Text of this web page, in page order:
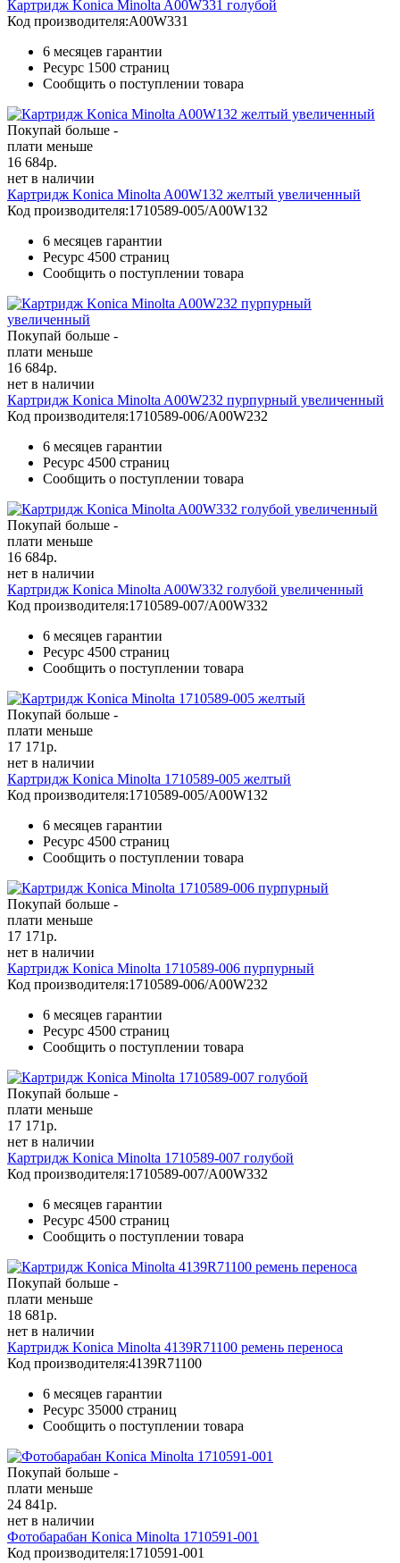
Картридж Konica Minolta A00W331 голубой
Код производителя:A00W331
6 месяцев гарантии
Ресурс 1500 страниц
Сообщить о поступлении товара
Покупай больше -
плати меньше
16 684р.
нет в наличии
Картридж Konica Minolta A00W132 желтый увеличенный
Код производителя:1710589-005/A00W132
6 месяцев гарантии
Ресурс 4500 страниц
Сообщить о поступлении товара
Покупай больше -
плати меньше
16 684р.
нет в наличии
Картридж Konica Minolta A00W232 пурпурный увеличенный
Код производителя:1710589-006/A00W232
6 месяцев гарантии
Ресурс 4500 страниц
Сообщить о поступлении товара
Покупай больше -
плати меньше
16 684р.
нет в наличии
Картридж Konica Minolta A00W332 голубой увеличенный
Код производителя:1710589-007/A00W332
6 месяцев гарантии
Ресурс 4500 страниц
Сообщить о поступлении товара
Покупай больше -
плати меньше
17 171р.
нет в наличии
Картридж Konica Minolta 1710589-005 желтый
Код производителя:1710589-005/A00W132
6 месяцев гарантии
Ресурс 4500 страниц
Сообщить о поступлении товара
Покупай больше -
плати меньше
17 171р.
нет в наличии
Картридж Konica Minolta 1710589-006 пурпурный
Код производителя:1710589-006/A00W232
6 месяцев гарантии
Ресурс 4500 страниц
Сообщить о поступлении товара
Покупай больше -
плати меньше
17 171р.
нет в наличии
Картридж Konica Minolta 1710589-007 голубой
Код производителя:1710589-007/A00W332
6 месяцев гарантии
Ресурс 4500 страниц
Сообщить о поступлении товара
Покупай больше -
плати меньше
18 681р.
нет в наличии
Картридж Konica Minolta 4139R71100 ремень переноса
Код производителя:4139R71100
6 месяцев гарантии
Ресурс 35000 страниц
Сообщить о поступлении товара
Покупай больше -
плати меньше
24 841р.
нет в наличии
Фотобарабан Konica Minolta 1710591-001
Код производителя:1710591-001